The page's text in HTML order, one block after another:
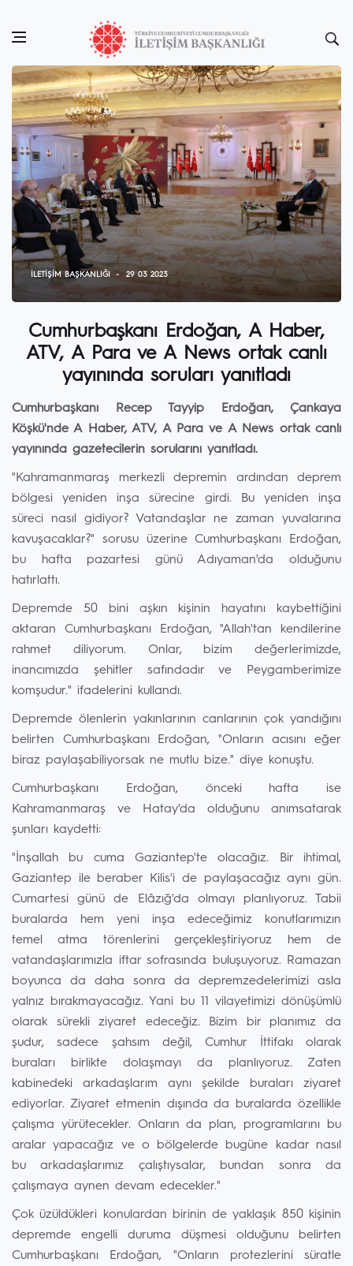
İLETIŞIM BAŞKANLIĞI 29 03 2023
Cumhurbaşkanı Erdoğan, A Haber,
ATV, A Para ve A News ortak canlı
yayınında soruları yanıtladı
Cumhurbaşkanı Recep Tayyip Erdoğan, Çankaya
Köşkü'nde A Haber, ATV, A Para ve A News ortak canlı
yayınında gazetecilerin sorularını yanıtladı.
"Kahramanmaraş merkezli depremin ardından deprem
bölgesi yeniden inşa sürecine girdi. Bu yeniden inşa
süreci nasıl gidiyor? Vatandaşlar ne zaman yuvalarına
kavuşacaklar?" sorusu üzerine Cumhurbaşkanı Erdoğan,
bu hafta pazartesi günü Adıyaman'da olduğunu
hatırlattı.
Depremde 50 bini aşkın kişinin hayatını kaybettiğini
aktaran Cumhurbaşkanı Erdoğan, "Allah'tan kendilerine
rahmet diliyorum. Onlar, bizim değerlerimizde,
inancımızda şehitler safındadır ve Peygamberimize
komşudur." ifadelerini kullandı.
Depremde ölenlerin yakınlarının canlarının çok yandığını
belirten Cumhurbaşkanı Erdoğan, "Onların acısını eğer
biraz paylaşabiliyorsak ne mutlu bize." diye konuştu.
Cumhurbaşkanı Erdoğan, önceki hafta ise
Kahramanmaraş ve Hatay'da olduğunu anımsatarak
şunları kaydetti:
"İnşallah bu cuma Gaziantep'te olacağız. Bir ihtimal,
Gaziantep ile beraber Kilis'i de paylaşacağız aynı gün.
Cumartesi günü de Elâzığ'da olmayı planlıyoruz. Tabii
buralarda hem yeni inşa edeceğimiz konutlarımızın
temel atma törenlerini gerçekleştiriyoruz hem de
vatandaşlarımızla iftar sofrasında buluşuyoruz. Ramazan
boyunca da daha sonra da depremzedelerimizi asla
yalnız bırakmayacağız. Yani bu 11 vilayetimizi dönüşümlü
olarak sürekli ziyaret edeceğiz. Bizim bir planımız da
şudur, sadece şahsım değil, Cumhur İttifakı olarak
buraları birlikte dolaşmayı da planlıyoruz. Zaten
kabinedeki arkadaşlarım aynı şekilde buraları ziyaret
ediyorlar. Ziyaret etmenin dışında da buralarda özellikle
çalışma yürütecekler. Onların da plan, programlarını bu
aralar yapacağız ve o bölgelerde bugüne kadar nasıl
bu arkadaşlarımız çalıştıysalar, bundan sonra da
çalışmaya aynen devam edecekler."
Çok üzüldükleri konulardan birinin de yaklaşık 850 kişinin
depremde engelli duruma düşmesi olduğunu belirten
Cumhurbaşkanı Erdoğan, "Onların protezlerini süratle